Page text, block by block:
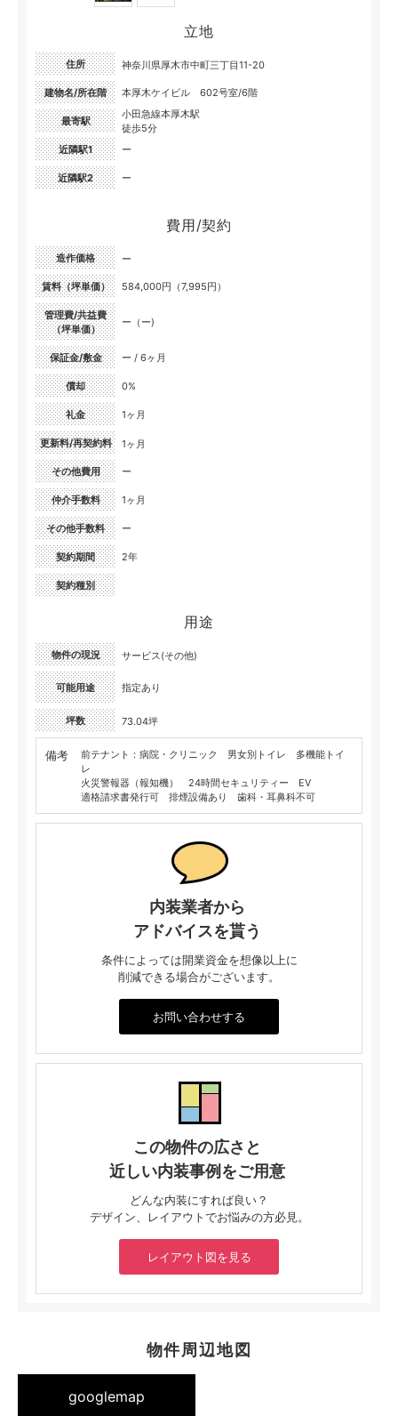
立地
住所 神奈川県厚木市中町三丁目11-20
建物名/所在階 本厚木ケイビル 602号室/6階
最寄駅
小田急線本厚木駅
徒歩5分
近隣駅1
ー
近隣駅2 ー
費用/契約
造作価格 ー
賃料（坪単価） 584,000円（7,995円）
管理費/共益費
（坪単価）
ー（ー)
保証金/敷金 ー / 6ヶ月
償却 0%
礼金 1ヶ月
更新料/再契約料 1ヶ月
その他費用 ー
仲介手数料 1ヶ月
その他手数料 ー
契約期間 2年
契約種別
用途
物件の現況 サービス(その他)
可能用途 指定あり
坪数 73.04坪
備考
前テナント：病院・クリニック 男女別トイレ 多機能トイ
レ
火災警報器（報知機） 24時間セキュリティー EV
適格請求書発行可 排煙設備あり 歯科・耳鼻科不可
内装業者から
アドバイスを貰う
条件によっては開業資金を想像以上に
削減できる場合がございます。
お問い合わせする
この物件の広さと
近しい内装事例をご用意
どんな内装にすれば良い？
デザイン、レイアウトでお悩みの方必見。
レイアウト図を見る
物件周辺地図
googlemap